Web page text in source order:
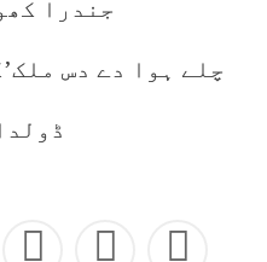
جندرا
چلے ہوا دے دس